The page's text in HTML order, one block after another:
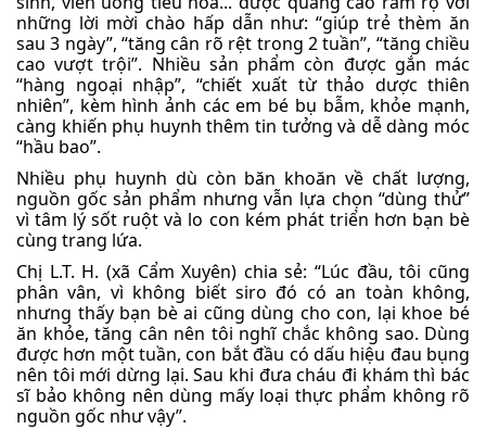
những lời mời chào hấp dẫn như: “giúp trẻ thèm ăn
sau 3 ngày”, “tăng cân rõ rệt trong 2 tuần”, “tăng chiều
cao vượt trội”. Nhiều sản phẩm còn được gắn mác
“hàng ngoại nhập”, “chiết xuất từ thảo dược thiên
nhiên”, kèm hình ảnh các em bé bụ bẫm, khỏe mạnh,
càng khiến phụ huynh thêm tin tưởng và dễ dàng móc
“hầu bao”.
Nhiều phụ huynh dù còn băn khoăn về chất lượng,
nguồn gốc sản phẩm nhưng vẫn lựa chọn “dùng thử”
vì tâm lý sốt ruột và lo con kém phát triển hơn bạn bè
cùng trang lứa.
Chị L.T. H. (xã Cẩm Xuyên) chia sẻ: “Lúc đầu, tôi cũng
phân vân, vì không biết siro đó có an toàn không,
nhưng thấy bạn bè ai cũng dùng cho con, lại khoe bé
ăn khỏe, tăng cân nên tôi nghĩ chắc không sao. Dùng
được hơn một tuần, con bắt đầu có dấu hiệu đau bụng
nên tôi mới dừng lại. Sau khi đưa cháu đi khám thì bác
sĩ bảo không nên dùng mấy loại thực phẩm không rõ
nguồn gốc như vậy”.